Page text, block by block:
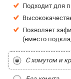
Подходит для
Позволяет
(вместо
С хомутом и